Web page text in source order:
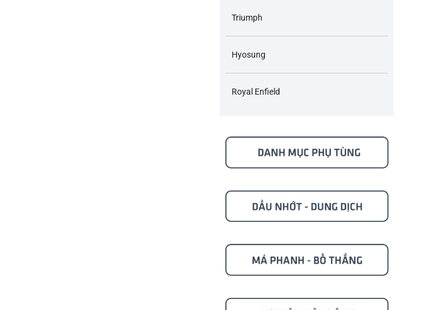
Triumph
Hyosung
Royal Enfield